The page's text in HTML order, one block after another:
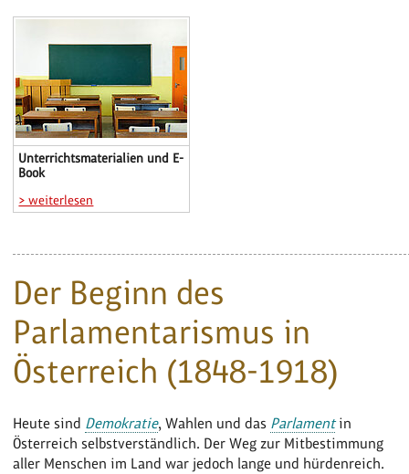
Unterrichtsmaterialien und E-
Book
> weiterlesen
Der Beginn des
Parlamentarismus in
Österreich (1848-1918)
Heute sind Demokratie, Wahlen und das Parlamentin
Österreich selbstverständlich. Der Weg zur Mitbestimmung
aller Menschen im Land war jedoch lange und hürdenreich.